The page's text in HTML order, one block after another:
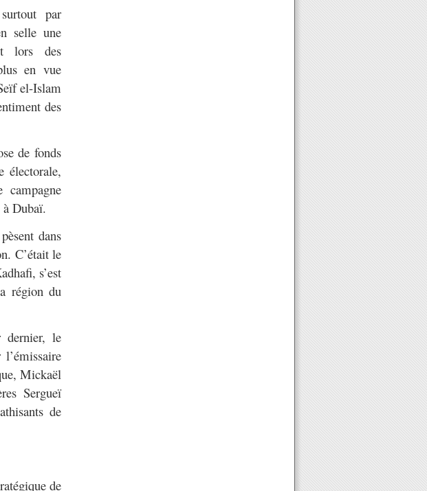
par
selle une
lors des
en vue
el-Islam
des
de fonds
électorale,
Dubaï.
dans
C’était le
s’est
région du
dernier, le
Mickaël
Sergueï
de
de